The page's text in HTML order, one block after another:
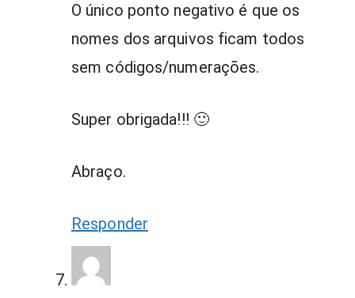
O único ponto negativo é que os
nomes dos arquivos ficam todos
sem códigos/numerações.
Super obrigada!!! 🙂
Abraço.
Responder